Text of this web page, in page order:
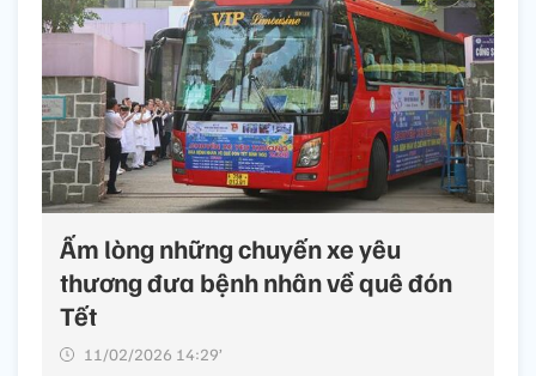
Ấm lòng những chuyến xe yêu
thương đưa bệnh nhân về quê đón
Tết
11/02/2026 14:29’